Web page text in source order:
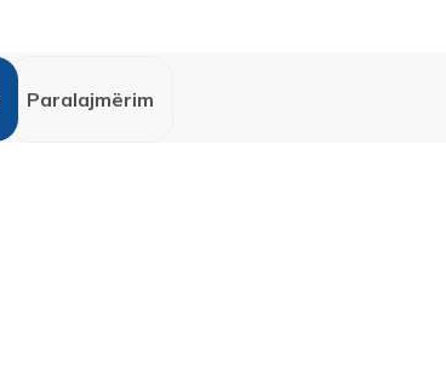
Paralajmërim